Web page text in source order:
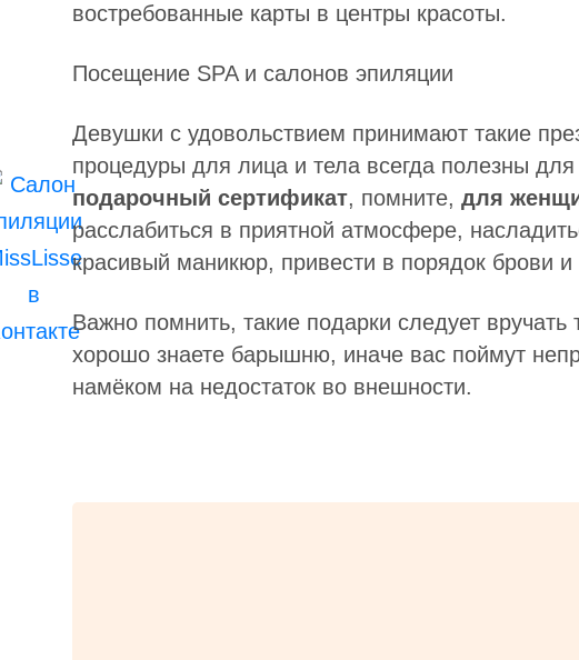
востребованные карты в центры красоты.
Посещение SPA и салонов эпиляции
Девушки с удовольствием принимают такие
процедуры для лица и тела всегда полезны для
подарочный сертификат, помните, для
расслабиться в приятной атмосфере,
красивый маникюр, привести в порядок брови и
Важно помнить, такие подарки следует
хорошо знаете барышню, иначе вас поймут
намёком на недостаток во внешности.